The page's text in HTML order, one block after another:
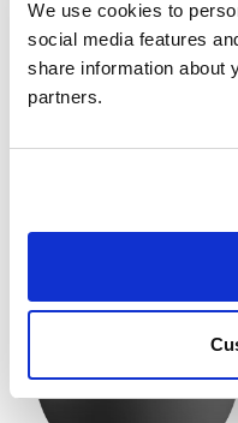
We use cookies to
social media features
share information about
partners.
contacter pour
nos lits.
Notre finition en bois